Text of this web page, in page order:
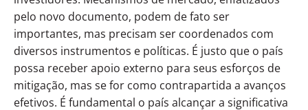
pelo novo documento, podem de fato ser
importantes, mas precisam ser coordenados com
diversos instrumentos e políticas. É justo que o país
possa receber apoio externo para seus esforços de
mitigação, mas se for como contrapartida a avanços
efetivos. É fundamental o país alcançar a significativa